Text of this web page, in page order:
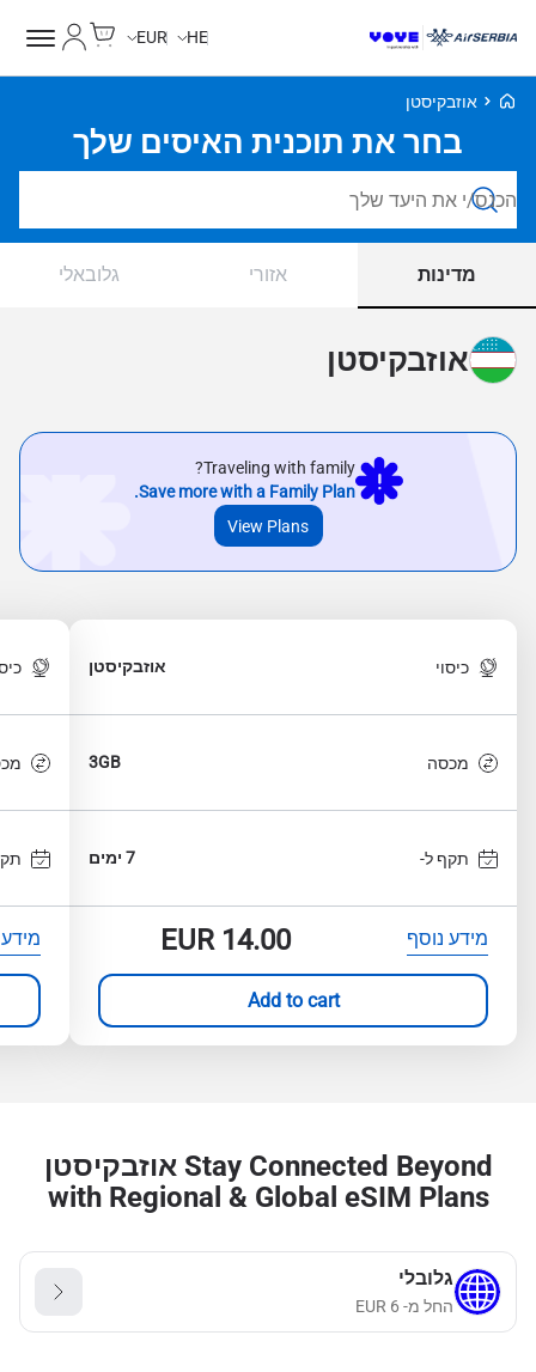
HE
EUR
Voye Homepage
אוזבקיסטן
בחר את תוכנית האיסים שלך
חפש חבילות
מדינות אזורי גלובאלי
אוזבקיסטן
Traveling with family?
Save more with a Family Plan.
View Plans
כיסוי אוזבקיסטן
מכסה 3GB
תקף ל- 7 ימים
מידע נוסף EUR14.00
Add to cart
Stay Connected Beyond אוזבקיסטן
with Regional & Global eSIM Plans
גלובלי
החל מ- EUR 6